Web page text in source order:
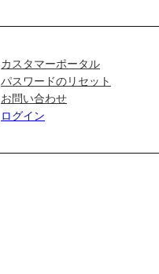
カスタマーポータル
パスワードのリセット
お問い合わせ
ログイン